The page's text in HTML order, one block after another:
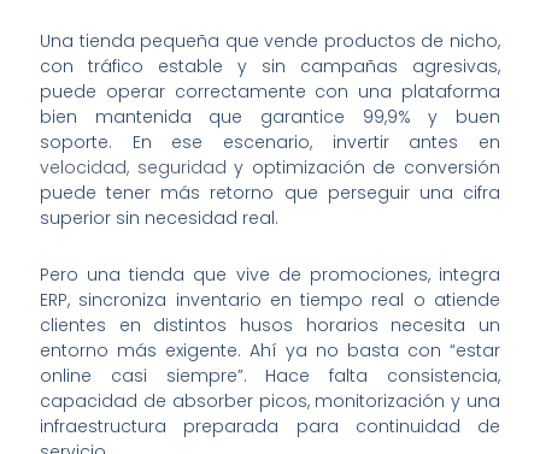
Una tienda pequeña que vende productos de nicho,
con tráfico estable y sin campañas agresivas,
puede operar correctamente con una plataforma
bien mantenida que garantice 99,9% y buen
soporte. En ese escenario, invertir antes en
velocidad, seguridad y optimización de conversión
puede tener más retorno que perseguir una cifra
superior sin necesidad real.
Pero una tienda que vive de promociones, integra
ERP, sincroniza inventario en tiempo real o atiende
clientes en distintos husos horarios necesita un
entorno más exigente. Ahí ya no basta con “estar
online casi siempre”. Hace falta consistencia,
capacidad de absorber picos, monitorización y una
infraestructura preparada para continuidad de